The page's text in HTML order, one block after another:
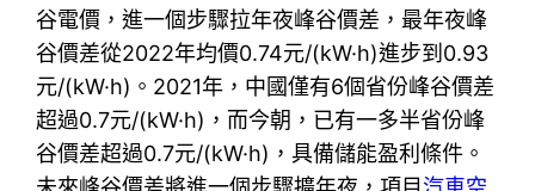
谷電價，進一個步驟拉年夜峰谷價差，最年夜峰
谷價差從2022年均價0.74元/(kW·h)進步到0.93
元/(kW·h)。2021年，中國僅有6個省份峰谷價差
超過0.7元/(kW·h)，而今朝，已有一多半省份峰
谷價差超過0.7元/(kW·h)，具備儲能盈利條件。